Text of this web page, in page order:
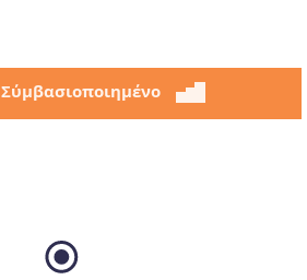
Σύμβασιοποιημένο